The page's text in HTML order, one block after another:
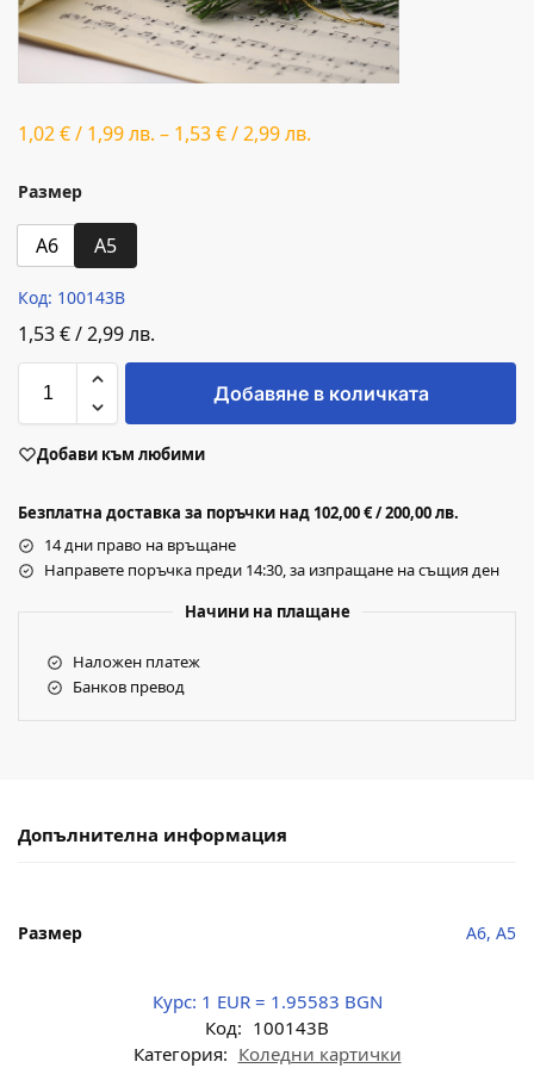
1,02€/ 1,99лв. – 1,53€/2,99лв.
Размер
A6 A5
Код: 100143B
1,53€/2,99лв.
Добавяне в количката
Добави към любими
Безплатна доставка за поръчки над 102,00 € / 200,00 лв.
14 дни право на връщане
Направете поръчка преди 14:30, за изпращане на същия ден
Начини на плащане
Наложен платеж
Банков превод
Допълнителна информация
Размер A6, A5
Курс: 1 EUR = 1.95583 BGN
Код: 100143B
Категория: Коледни картички